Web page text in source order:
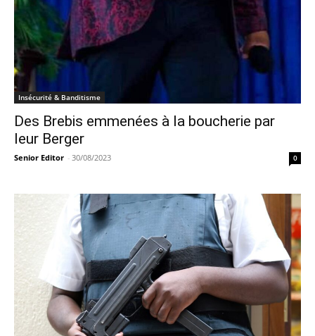
Insécurité & Banditisme
Des Brebis emmenées à la boucherie par
leur Berger
Senior Editor - 30/08/2023 0